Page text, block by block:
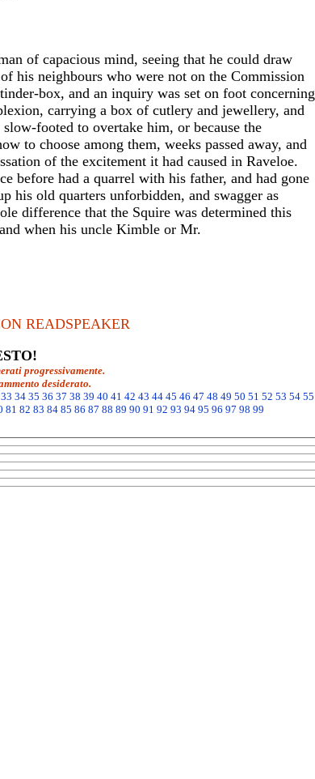
of capacious mind, seeing that he could draw
his neighbours who were not on the Commission
box, and an inquiry was set on foot concerning
carrying a box of cutlery and jewellery, and
footed to overtake him, or because the
to choose among them, weeks passed away, and
of the excitement it had caused in Raveloe.
before had a quarrel with his father, and had gone
his old quarters unforbidden, and swagger as
difference that the Squire was determined this
when his uncle Kimble or Mr.
READSPEAKER
progressivamente.
desiderato.
33 34 35 36 37 38 39 40 41 42 43 44 45 46 47 48 49 50 51 52 53 54 55
81 82 83 84 85 86 87 88 89 90 91 92 93 94 95 96 97 98 99